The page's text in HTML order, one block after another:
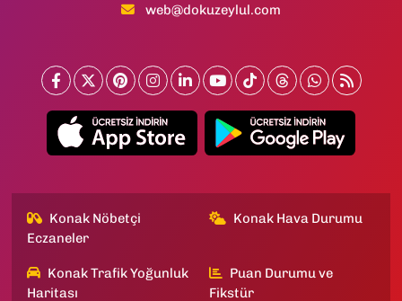
web@dokuzeylul.com
Konak Nöbetçi
Eczaneler
Konak Hava Durumu
Konak Trafik Yoğunluk
Haritası
Puan Durumu ve
Fikstür